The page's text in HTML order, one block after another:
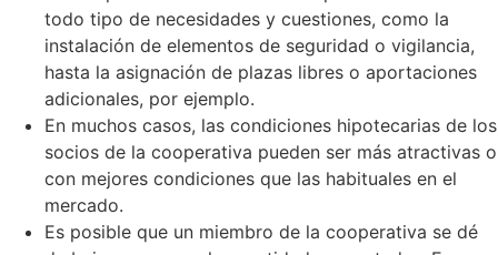
todo tipo de necesidades y cuestiones, como la
instalación de elementos de seguridad o vigilancia,
hasta la asignación de plazas libres o aportaciones
adicionales, por ejemplo.
En muchos casos, las condiciones hipotecarias de los
socios de la cooperativa pueden ser más atractivas o
con mejores condiciones que las habituales en el
mercado.
Es posible que un miembro de la cooperativa se dé